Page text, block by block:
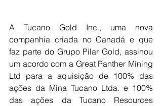
A Tucano Gold Inc., uma nova
companhia criada no Canadá e que
faz parte do Grupo Pilar Gold, assinou
um acordo com a Great Panther Mining
Ltd para a aquisição de 100% das
ações da Mina Tucano Ltda. e 100%
das ações da Tucano Resources